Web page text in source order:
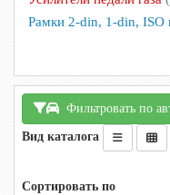
Рамки 2-din, 1-din, ISO
Фильтровать по
Вид каталога
Сортировать по